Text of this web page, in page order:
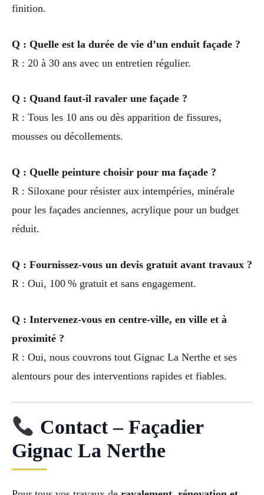
finition.
Q : Quelle est la durée de vie d’un enduit façade ?
R : 20 à 30 ans avec un entretien régulier.
Q : Quand faut-il ravaler une façade ?
R : Tous les 10 ans ou dès apparition de fissures,
mousses ou décollements.
Q : Quelle peinture choisir pour ma façade ?
R : Siloxane pour résister aux intempéries, minérale
pour les façades anciennes, acrylique pour un budget
réduit.
Q : Fournissez-vous un devis gratuit avant travaux ?
R : Oui, 100 % gratuit et sans engagement.
Q : Intervenez-vous en centre-ville, en ville et à
proximité ?
R : Oui, nous couvrons tout Gignac La Nerthe et ses
alentours pour des interventions rapides et fiables.
Contact – Façadier
Gignac La Nerthe